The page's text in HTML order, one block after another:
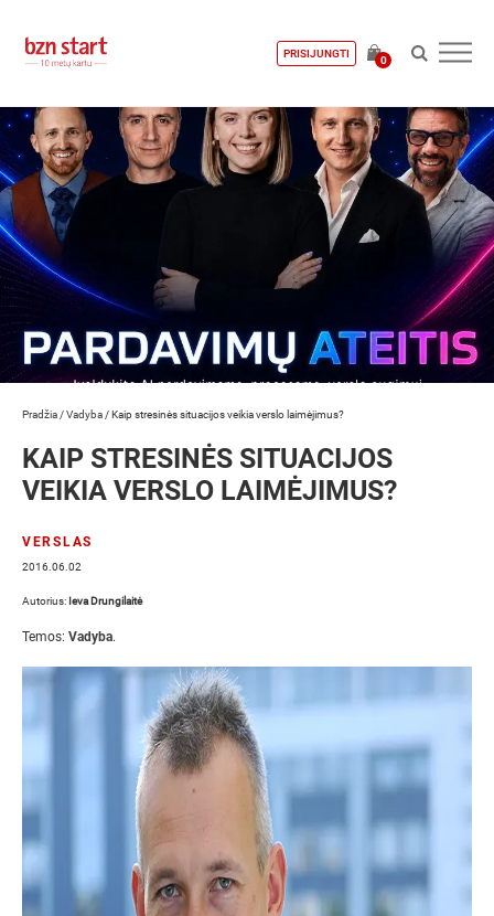
PRISIJUNGTI
0
Pradžia /Vadyba /Kaip stresinės situacijos veikia verslo laimėjimus?
KAIP STRESINĖS SITUACIJOS
VEIKIA VERSLO LAIMĖJIMUS?
VERSLAS
2016.06.02
Autorius: Ieva Drungilaitė
Temos: Vadyba.